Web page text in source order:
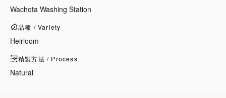
Wachota Washing Station
品種 / Variety
Heirloom
精製方法 / Process
Natural